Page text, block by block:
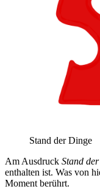
Stand der Dinge
Am Ausdruck Stand
enthalten ist. Was von
Moment berührt.